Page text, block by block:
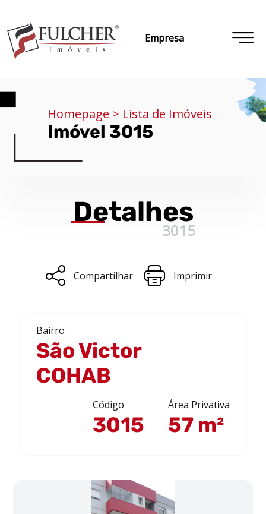
Empresa
Homepage > Lista de Imóveis
Imóvel 3015
Detalhes
3015
Compartilhar Imprimir
Bairro
São Victor
COHAB
Código
3015
Área Privativa
57 m²